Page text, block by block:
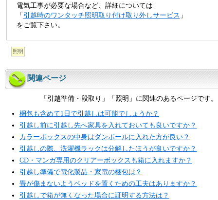
電気工事が必要な場合など、詳細については
「 引越時のワンタッチ照明取り付け取り外しサービス 」
をご覧下さい。
照明
関連ページ
「引越準備・段取り」「照明」に関連のあるページです。
梱包も含めて1日で引越しは可能でしょうか？
引越し前に引越し先へ家具を入れておいても良いですか？
カラーボックスの中身はダンボールに入れた方が良い？
引越しの際、洗濯機ラックは分解したほうが良いですか？
CD・マンガ専用のクリアーボックスも箱に入れますか？
引越し準備で電化製品・家電の梱包は？
畳が傷まないようベッドを置くための工夫はありますか？
引越しで箱が無くなった場合に証明する方法は？